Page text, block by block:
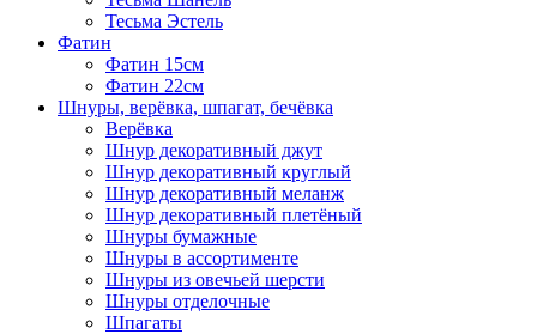
Тесьма Эстель
Фатин
Фатин 15см
Фатин 22см
Шнуры, верёвка, шпагат, бечёвка
Верёвка
Шнур декоративный джут
Шнур декоративный круглый
Шнур декоративный меланж
Шнур декоративный плетёный
Шнуры бумажные
Шнуры в ассортименте
Шнуры из овечьей шерсти
Шнуры отделочные
Шпагаты